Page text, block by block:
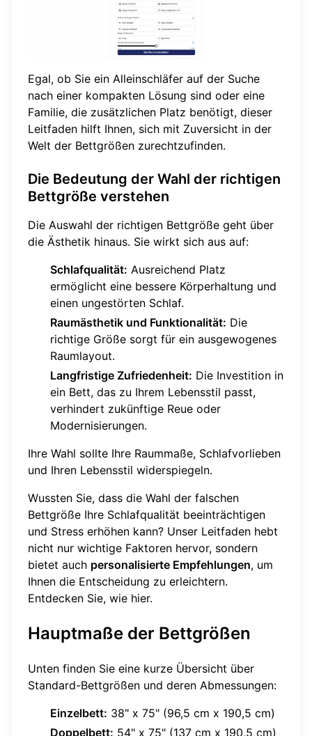
Egal, ob Sie ein Alleinschläfer auf der Suche
nach einer kompakten Lösung sind oder eine
Familie, die zusätzlichen Platz benötigt, dieser
Leitfaden hilft Ihnen, sich mit Zuversicht in der
Welt der Bettgrößen zurechtzufinden.
Die Bedeutung der Wahl der richtigen
Bettgröße verstehen
Die Auswahl der richtigen Bettgröße geht über
die Ästhetik hinaus. Sie wirkt sich aus auf:
Schlafqualität: Ausreichend Platz
ermöglicht eine bessere Körperhaltung und
einen ungestörten Schlaf.
Raumästhetik und Funktionalität: Die
richtige Größe sorgt für ein ausgewogenes
Raumlayout.
Langfristige Zufriedenheit: Die Investition in
ein Bett, das zu Ihrem Lebensstil passt,
verhindert zukünftige Reue oder
Modernisierungen.
Ihre Wahl sollte Ihre Raummaße, Schlafvorlieben
und Ihren Lebensstil widerspiegeln.
Wussten Sie, dass die Wahl der falschen
Bettgröße Ihre Schlafqualität beeinträchtigen
und Stress erhöhen kann? Unser Leitfaden hebt
nicht nur wichtige Faktoren hervor, sondern
bietet auch personalisierte Empfehlungen, um
Ihnen die Entscheidung zu erleichtern.
Entdecken Sie, wie hier.
Hauptmaße der Bettgrößen
Unten finden Sie eine kurze Übersicht über
Standard-Bettgrößen und deren Abmessungen:
Einzelbett: 38" x 75" (96,5 cm x 190,5 cm)
Doppelbett: 54" x 75" (137 cm x 190,5 cm)